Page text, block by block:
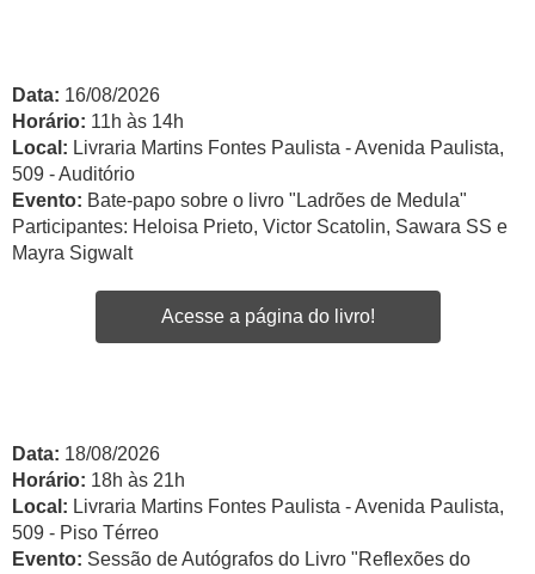
Data: 16/08/2026
Horário: 11h às 14h
Local: Livraria Martins Fontes Paulista - Avenida Paulista,
509 - Auditório
Evento: Bate-papo sobre o livro "Ladrões de Medula"
Participantes: Heloisa Prieto, Victor Scatolin, Sawara SS e
Mayra Sigwalt
Acesse a página do livro!
Data: 18/08/2026
Horário: 18h às 21h
Local: Livraria Martins Fontes Paulista - Avenida Paulista,
509 - Piso Térreo
Evento: Sessão de Autógrafos do Livro "Reflexões do